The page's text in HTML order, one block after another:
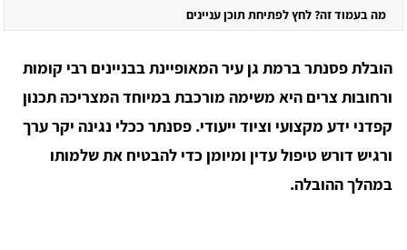
מה בעמוד זה? לחץ לפתיחת תוכן עניינים
הובלת פסנתר ברמת גן עיר המאופיינת בבניינים רבי קומות
ורחובות צרים היא משימה מורכבת במיוחד המצריכה תכנון
קפדני ידע מקצועי וציוד ייעודי. פסנתר ככלי נגינה יקר ערך
ורגיש דורש טיפול עדין ומיומן כדי להבטיח את שלמותו
במהלך ההובלה.